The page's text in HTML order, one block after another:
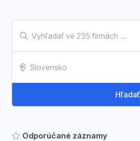
Hľadať
Odporúčané záznamy